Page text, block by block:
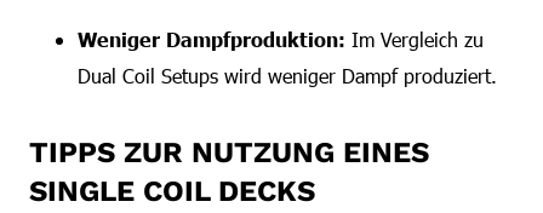
Weniger Dampfproduktion: Im Vergleich zu
Dual Coil Setups wird weniger Dampf produziert.
TIPPS ZUR NUTZUNG EINES
SINGLE COIL DECKS